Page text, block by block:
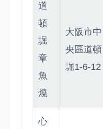
道
頓
堀
章
魚
燒
大阪市中
央區道頓
堀1-6-12
心